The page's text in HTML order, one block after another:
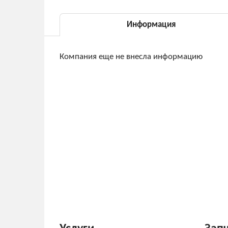
Информация
Компания еще не внесла информацию